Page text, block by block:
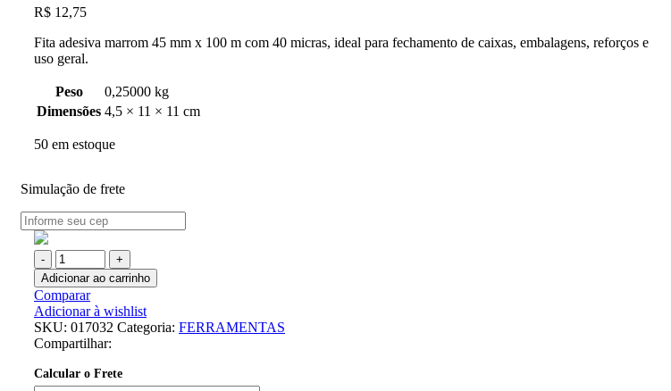
R$ 12,75
Fita adesiva marrom 45 mm x 100 m com 40 micras, ideal para fechamento de caixas, embalagens, reforços e
uso geral.
Peso
0,25000 kg
Dimensões 4,5 × 11 × 11 cm
50 em estoque
Simulação de frete
Adicionar ao carrinho
Comparar
Adicionar à wishlist
SKU: 017032 Categoria: FERRAMENTAS
Compartilhar:
Calcular o Frete